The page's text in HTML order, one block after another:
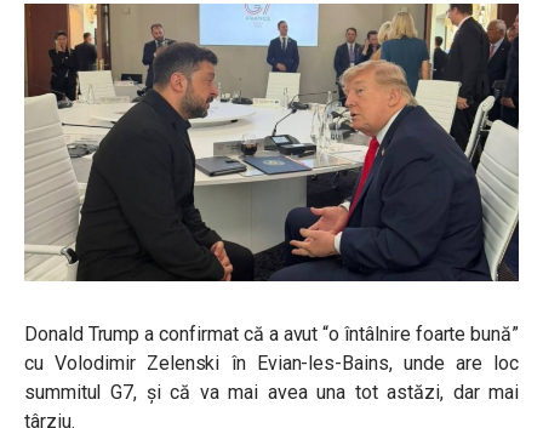
Donald Trump a confirmat că a avut “o întâlnire foarte bună”
cu Volodimir Zelenski în Evian-les-Bains, unde are loc
summitul G7, și că va mai avea una tot astăzi, dar mai
târziu.